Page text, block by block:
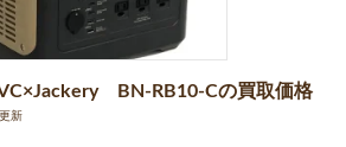
BN-RB10-Cの買取価格
新